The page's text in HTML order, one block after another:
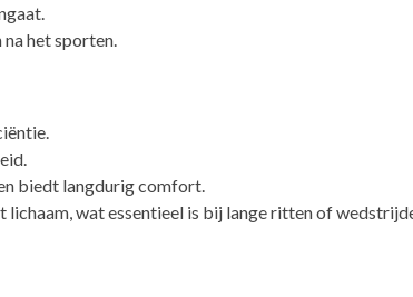
het sporten.
biedt langdurig comfort.
wat essentieel is bij lange ritten of